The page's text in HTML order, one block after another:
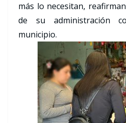
más lo necesitan,
de su administración
municipio.